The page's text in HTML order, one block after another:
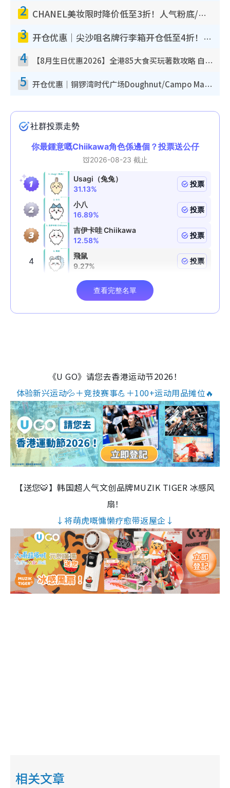
2 CHANEL美妆限时降价低至3折！人气粉底/唇膏/精华液低至$275！COCO香水都有平
3 开仓优惠｜尖沙咀名牌行李箱开仓低至4折！一连5日 American Tourister/ace./Hallmark $200起
4 【8月生日优惠2026】全港85大食买玩著数攻略 自助餐/火锅放题同行免费＋诚品/DONKI送现金券
5 开仓优惠｜铜锣湾时代广场Doughnut/Campo Marzio开仓低至1折！背囊、书包、手袋劈价$200起
《U GO》请您去香港运动节2026！
体验新兴运动💦＋竞技赛事💪＋100+运动用品摊位🔥
【送您🐯】韩国超人气文创品牌MUZIK TIGER 冰感风
扇！
↓将萌虎嘅慵懒疗愈带返屋企↓
相关文章